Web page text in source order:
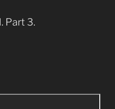
Part 3.